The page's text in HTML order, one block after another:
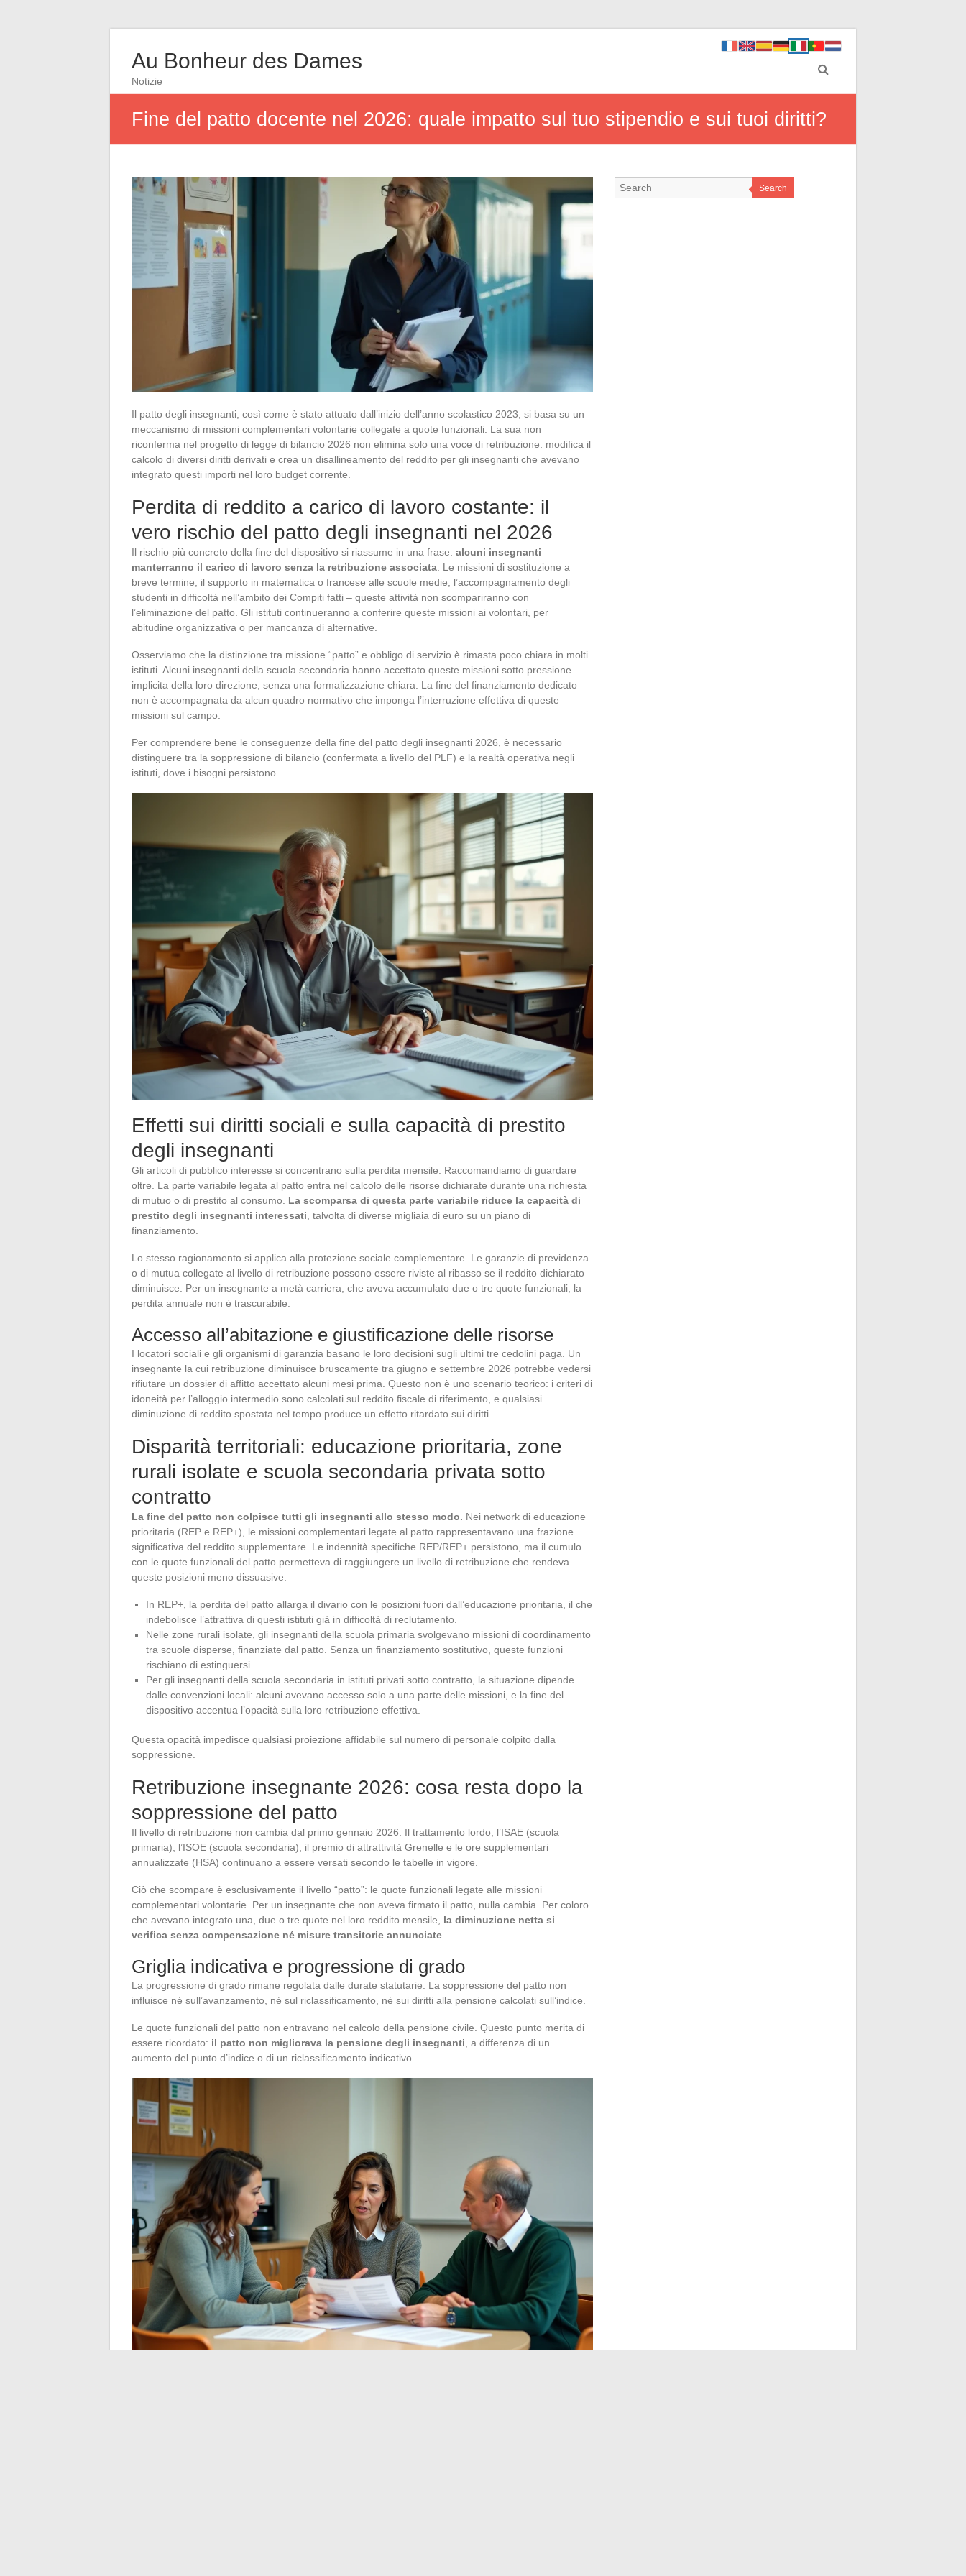
Au Bonheur des Dames
Notizie
Fine del patto docente nel 2026: quale impatto sul tuo stipendio e sui tuoi diritti?
Il patto degli insegnanti, così come è stato attuato dall’inizio dell’anno scolastico 2023, si basa su un
meccanismo di missioni complementari volontarie collegate a quote funzionali. La sua non
riconferma nel progetto di legge di bilancio 2026 non elimina solo una voce di retribuzione: modifica il
calcolo di diversi diritti derivati e crea un disallineamento del reddito per gli insegnanti che avevano
integrato questi importi nel loro budget corrente.
Perdita di reddito a carico di lavoro costante: il
vero rischio del patto degli insegnanti nel 2026
Il rischio più concreto della fine del dispositivo si riassume in una frase: alcuni insegnanti
manterranno il carico di lavoro senza la retribuzione associata . Le missioni di sostituzione a
breve termine, il supporto in matematica o francese alle scuole medie, l’accompagnamento degli
studenti in difficoltà nell’ambito dei Compiti fatti – queste attività non scompariranno con
l’eliminazione del patto. Gli istituti continueranno a conferire queste missioni ai volontari, per
abitudine organizzativa o per mancanza di alternative.
Osserviamo che la distinzione tra missione “patto” e obbligo di servizio è rimasta poco chiara in molti
istituti. Alcuni insegnanti della scuola secondaria hanno accettato queste missioni sotto pressione
implicita della loro direzione, senza una formalizzazione chiara. La fine del finanziamento dedicato
non è accompagnata da alcun quadro normativo che imponga l’interruzione effettiva di queste
missioni sul campo.
Per comprendere bene le conseguenze della fine del patto degli insegnanti 2026, è necessario
distinguere tra la soppressione di bilancio (confermata a livello del PLF) e la realtà operativa negli
istituti, dove i bisogni persistono.
Effetti sui diritti sociali e sulla capacità di prestito
degli insegnanti
Gli articoli di pubblico interesse si concentrano sulla perdita mensile. Raccomandiamo di guardare
oltre. La parte variabile legata al patto entra nel calcolo delle risorse dichiarate durante una richiesta
di mutuo o di prestito al consumo. La scomparsa di questa parte variabile riduce la capacità di
prestito degli insegnanti interessati , talvolta di diverse migliaia di euro su un piano di
finanziamento.
Lo stesso ragionamento si applica alla protezione sociale complementare. Le garanzie di previdenza
o di mutua collegate al livello di retribuzione possono essere riviste al ribasso se il reddito dichiarato
diminuisce. Per un insegnante a metà carriera, che aveva accumulato due o tre quote funzionali, la
perdita annuale non è trascurabile.
Accesso all’abitazione e giustificazione delle risorse
I locatori sociali e gli organismi di garanzia basano le loro decisioni sugli ultimi tre cedolini paga. Un
insegnante la cui retribuzione diminuisce bruscamente tra giugno e settembre 2026 potrebbe vedersi
rifiutare un dossier di affitto accettato alcuni mesi prima. Questo non è uno scenario teorico: i criteri di
idoneità per l’alloggio intermedio sono calcolati sul reddito fiscale di riferimento, e qualsiasi
diminuzione di reddito spostata nel tempo produce un effetto ritardato sui diritti.
Disparità territoriali: educazione prioritaria, zone
rurali isolate e scuola secondaria privata sotto
contratto
La fine del patto non colpisce tutti gli insegnanti allo stesso modo. Nei network di educazione
prioritaria (REP e REP+), le missioni complementari legate al patto rappresentavano una frazione
significativa del reddito supplementare. Le indennità specifiche REP/REP+ persistono, ma il cumulo
con le quote funzionali del patto permetteva di raggiungere un livello di retribuzione che rendeva
queste posizioni meno dissuasive.
In REP+, la perdita del patto allarga il divario con le posizioni fuori dall’educazione prioritaria, il che
indebolisce l’attrattiva di questi istituti già in difficoltà di reclutamento.
Nelle zone rurali isolate, gli insegnanti della scuola primaria svolgevano missioni di coordinamento
tra scuole disperse, finanziate dal patto. Senza un finanziamento sostitutivo, queste funzioni
rischiano di estinguersi.
Per gli insegnanti della scuola secondaria in istituti privati sotto contratto, la situazione dipende
dalle convenzioni locali: alcuni avevano accesso solo a una parte delle missioni, e la fine del
dispositivo accentua l’opacità sulla loro retribuzione effettiva.
Questa opacità impedisce qualsiasi proiezione affidabile sul numero di personale colpito dalla
soppressione.
Retribuzione insegnante 2026: cosa resta dopo la
soppressione del patto
Il livello di retribuzione non cambia dal primo gennaio 2026. Il trattamento lordo, l’ISAE (scuola
primaria), l’ISOE (scuola secondaria), il premio di attrattività Grenelle e le ore supplementari
annualizzate (HSA) continuano a essere versati secondo le tabelle in vigore.
Ciò che scompare è esclusivamente il livello “patto”: le quote funzionali legate alle missioni
complementari volontarie. Per un insegnante che non aveva firmato il patto, nulla cambia. Per coloro
che avevano integrato una, due o tre quote nel loro reddito mensile, la diminuzione netta si
verifica senza compensazione né misure transitorie annunciate
Griglia indicativa e progressione di grado
La progressione di grado rimane regolata dalle durate statutarie. La soppressione del patto non
influisce né sull’avanzamento, né sul riclassificamento, né sui diritti alla pensione calcolati sull’indice.
Le quote funzionali del patto non entravano nel calcolo della pensione civile. Questo punto merita di
essere ricordato: il patto non migliorava la pensione degli insegnanti , a differenza di un
aumento del punto d’indice o di un riclassificamento indicativo.
Search